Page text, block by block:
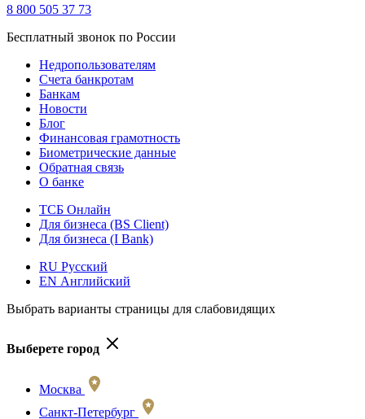
8 800 505 37 73
Бесплатный звонок по России
Недропользователям
Счета банкротам
Банкам
Новости
Блог
Финансовая грамотность
Биометрические данные
Обратная связь
О банке
ТСБ Онлайн
Для бизнеса (BS Client)
Для бизнеса (I Bank)
RU Русский
EN Английский
Выбрать варианты страницы для слабовидящих
Выберете город
Москва
Санкт-Петербург